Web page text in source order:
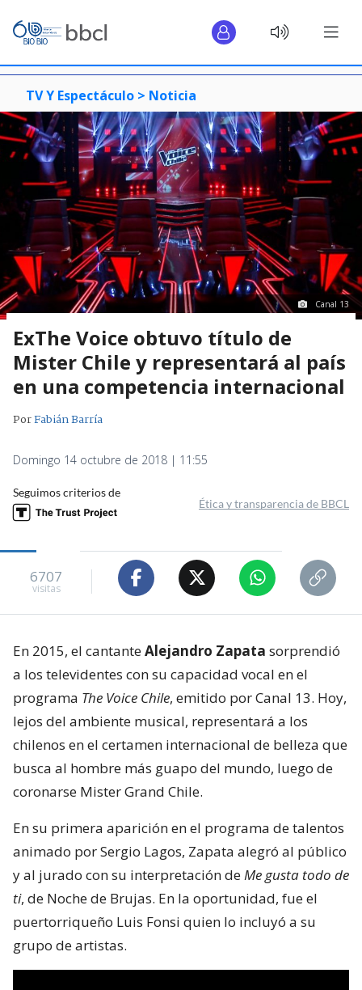
TV Y Espectáculo > Noticia
Canal 13
ExThe Voice obtuvo título de
Mister Chile y representará al país
en una competencia internacional
PorFabián Barría
Domingo 14 octubre de 2018 | 11:55
Seguimos criterios de
Ética y transparencia de BBCL
6707
visitas
En 2015, el cantanteAlejandro Zapata sorprendió
a los televidentes con su capacidad vocal en el
programa The Voice Chile, emitido por Canal 13. Hoy,
lejos del ambiente musical, representará a los
chilenos en el certamen internacional de belleza que
busca al hombre más guapo del mundo, luego de
coronarse Mister Grand Chile.
En su primera aparición en el programa de talentos
animado por Sergio Lagos, Zapata alegró al público
y al jurado con su interpretación deMe gusta todo de
ti, de Noche de Brujas. En la oportunidad, fue el
puertorriqueño Luis Fonsi quien lo incluyó a su
grupo de artistas.